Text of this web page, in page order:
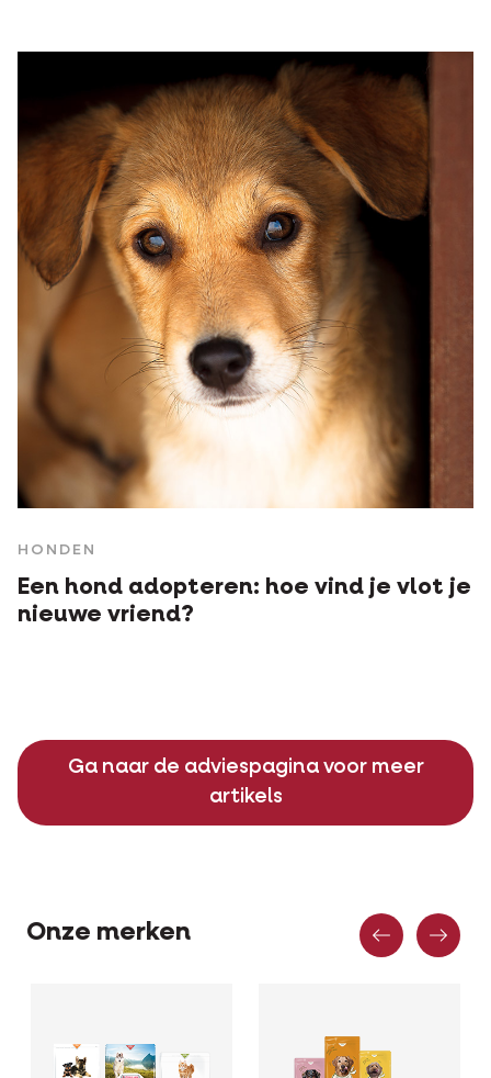
HONDEN
Een hond adopteren: hoe vind je vlot je
nieuwe vriend?
Ga naar de adviespagina voor meer
artikels
Onze merken Vorige